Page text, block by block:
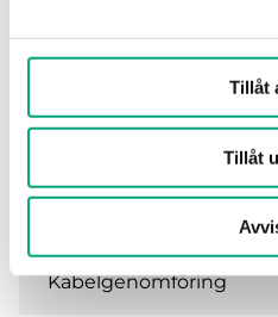
Tillåt
Tillåt
Dimensioner, yttre
(BxHxD)
Vikt, inkl.
Kabelgenomföring